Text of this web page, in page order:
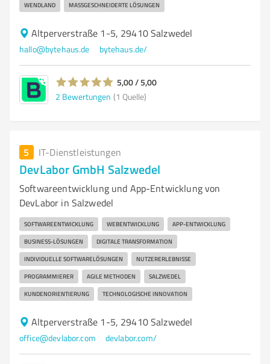
WENDLAND MASSGESCHNEIDERTE LÖSUNGEN
Altperverstraße 1-5, 29410 Salzwedel
hallo@bytehaus.de bytehaus.de/
5,00 / 5,00
2 Bewertungen (1 Quelle)
5 IT-Dienstleistungen
DevLabor GmbH Salzwedel
Softwareentwicklung und App-Entwicklung von
DevLabor in Salzwedel
SOFTWAREENTWICKLUNG WEBENTWICKLUNG APP-ENTWICKLUNG
BUSINESS-LÖSUNGEN DIGITALE TRANSFORMATION
INDIVIDUELLE SOFTWARELÖSUNGEN NUTZERERLEBNISSE
PROGRAMMIERER AGILE METHODEN SALZWEDEL
KUNDENORIENTIERUNG TECHNOLOGISCHE INNOVATION
Altperverstraße 1-5, 29410 Salzwedel
office@devlabor.com devlabor.com/